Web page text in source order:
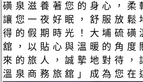
磺泉滋養著您的身心，柔
讓您一夜好眠，舒服放鬆
得的假期時光！大埔硫磺
舘，以貼心與溫暖的角度
來的旅人，誠摯地對待，
溫泉商務旅舘」成為您在